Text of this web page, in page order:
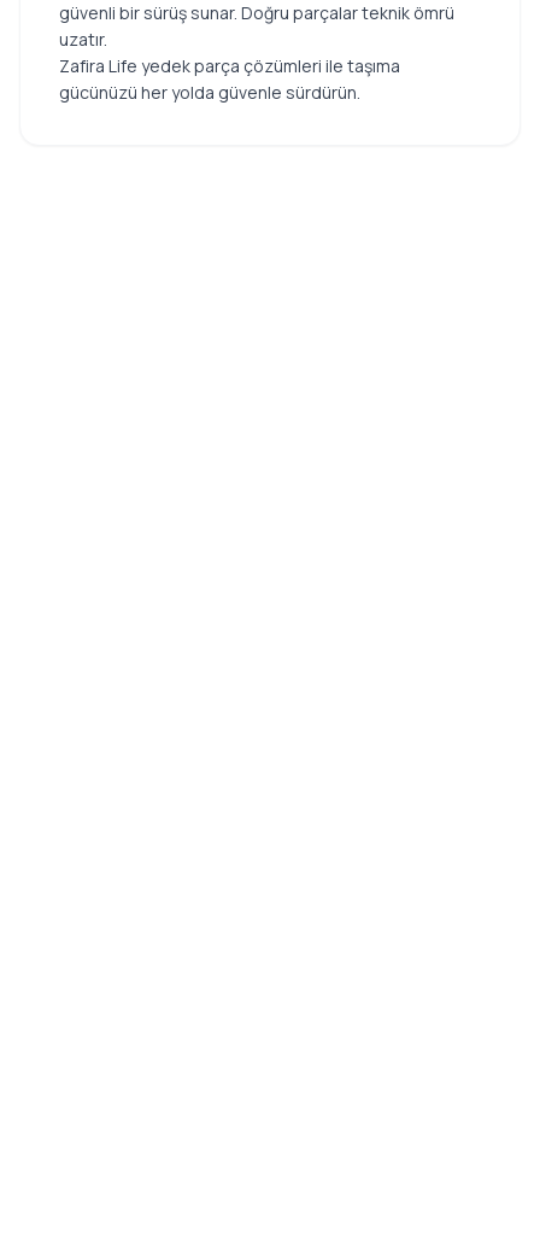
güvenli bir sürüş sunar. Doğru parçalar teknik ömrü
uzatır.
Zafira Life yedek parça çözümleri ile taşıma
gücünüzü her yolda güvenle sürdürün.